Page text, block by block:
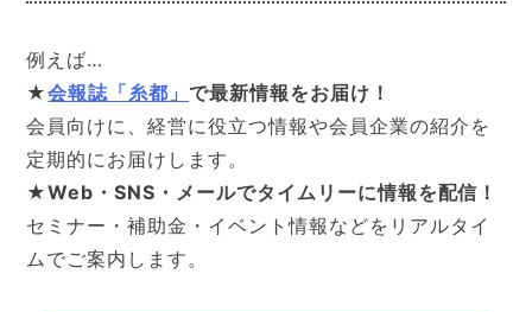
例えば…
★会報誌「糸都」で最新情報をお届け！
会員向けに、経営に役立つ情報や会員企業の紹介を
定期的にお届けします。
★Web・SNS・メールでタイムリーに情報を配信！
セミナー・補助金・イベント情報などをリアルタイ
ムでご案内します。